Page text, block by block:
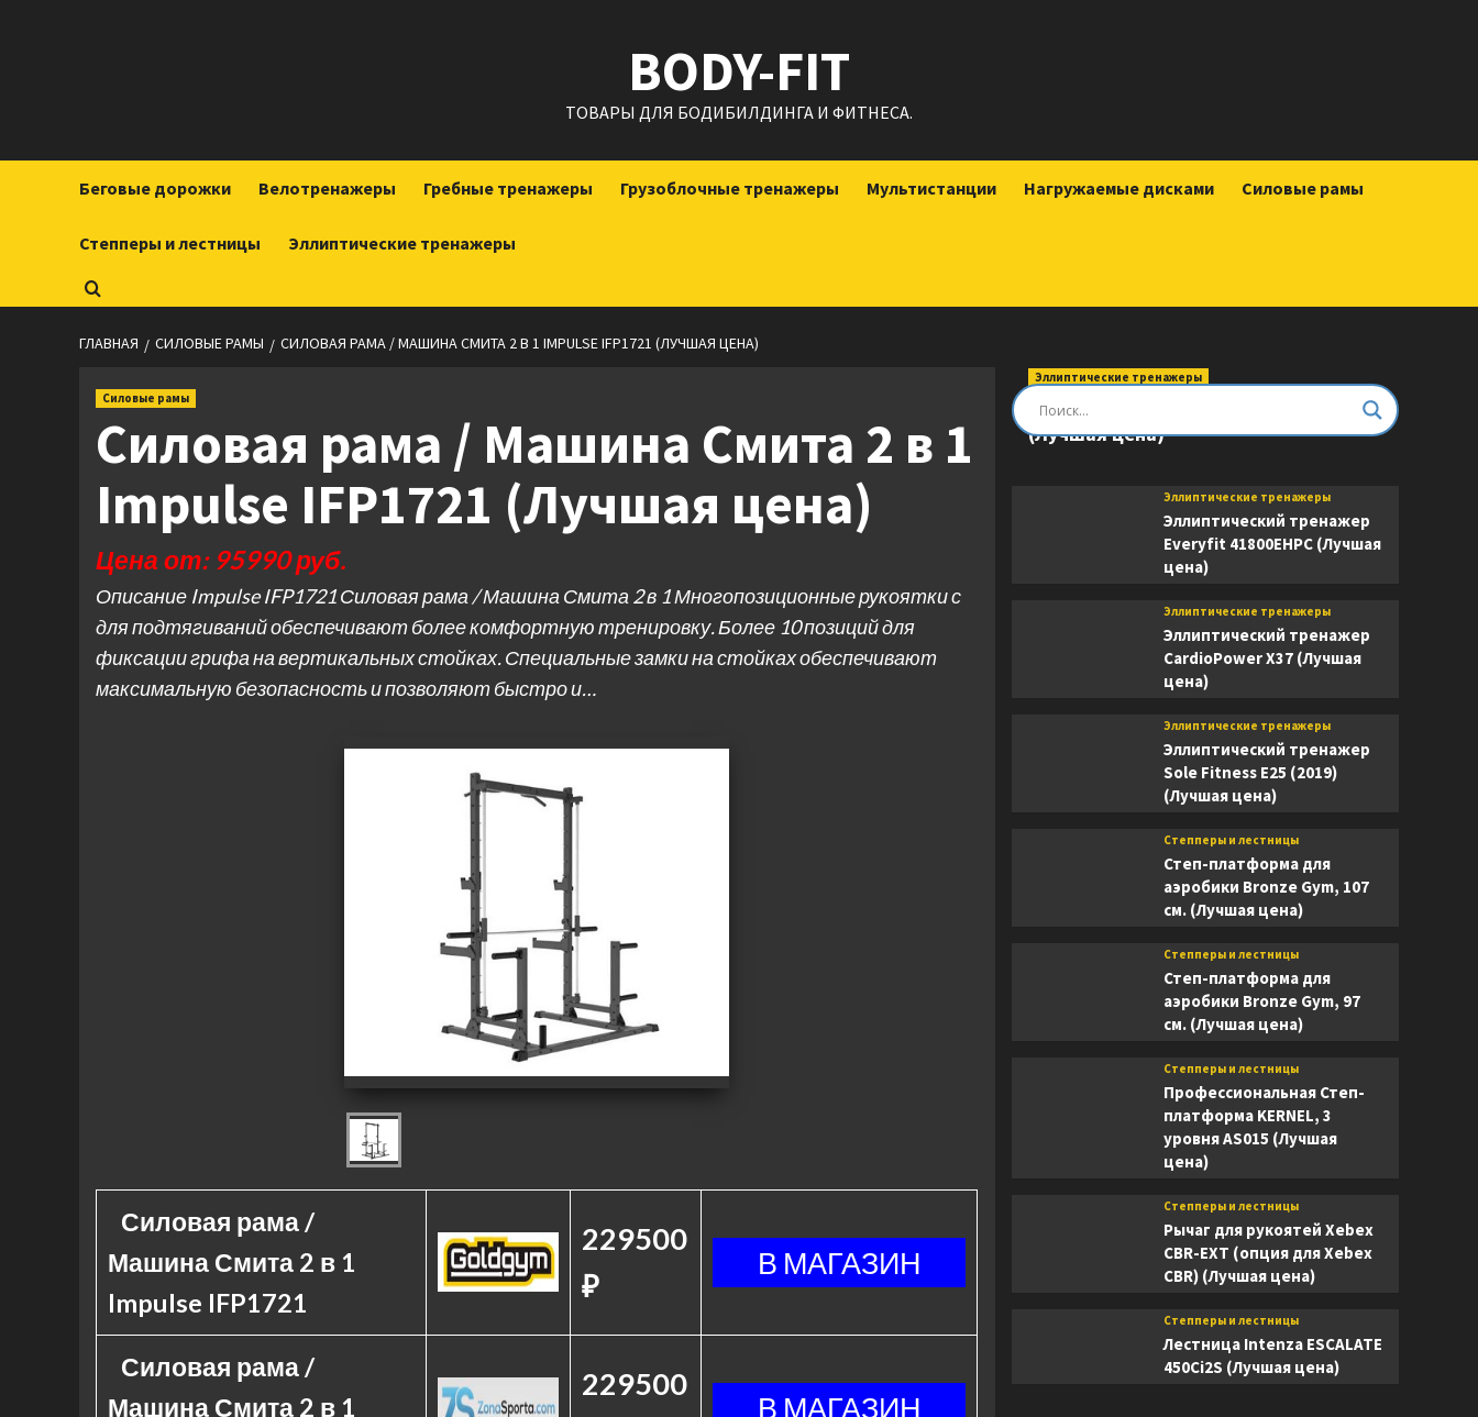
BODY-FIT
ТОВАРЫ ДЛЯ БОДИБИЛДИНГА И ФИТНЕСА.
Беговые дорожки Велотренажеры Гребные тренажеры Грузоблочные тренажеры Мультистанции Нагружаемые дисками Силовые рамы
Степперы и лестницы Эллиптические тренажеры
ГЛАВНАЯ СИЛОВЫЕ РАМЫ СИЛОВАЯ РАМА / МАШИНА СМИТА 2 В 1 IMPULSE IFP1721 (ЛУЧШАЯ ЦЕНА)
Силовые рамы
Силовая рама / Машина Смита 2 в 1
Impulse IFP1721 (Лучшая цена)
Цена от: 95990 руб.
Описание Impulse IFP1721 Силовая рама / Машина Смита 2 в 1 Многопозиционные рукоятки с
для подтягиваний обеспечивают более комфортную тренировку. Более 10 позиций для
фиксации грифа на вертикальных стойках. Специальные замки на стойках обеспечивают
максимальную безопасность и позволяют быстро и…
Силовая рама /
Машина Смита 2 в 1
Impulse IFP1721
229500
₽
Силовая рама /
Машина Смита 2 в 1
229500
Эллиптические тренажеры
Эллиптический тренажер DFC E8745T
(Лучшая цена)
Эллиптические тренажеры
Эллиптический тренажер
Everyfit 41800EHPC (Лучшая
цена)
Эллиптические тренажеры
Эллиптический тренажер
CardioPower X37 (Лучшая
цена)
Эллиптические тренажеры
Эллиптический тренажер
Sole Fitness E25 (2019)
(Лучшая цена)
Степперы и лестницы
Степ-платформа для
аэробики Bronze Gym, 107
см. (Лучшая цена)
Степперы и лестницы
Степ-платформа для
аэробики Bronze Gym, 97
см. (Лучшая цена)
Степперы и лестницы
Профессиональная Степ-
платформа KERNEL, 3
уровня AS015 (Лучшая
цена)
Степперы и лестницы
Рычаг для рукоятей Xebex
CBR-EXT (опция для Xebex
CBR) (Лучшая цена)
Степперы и лестницы
Лестница Intenza ESCALATE
450Ci2S (Лучшая цена)